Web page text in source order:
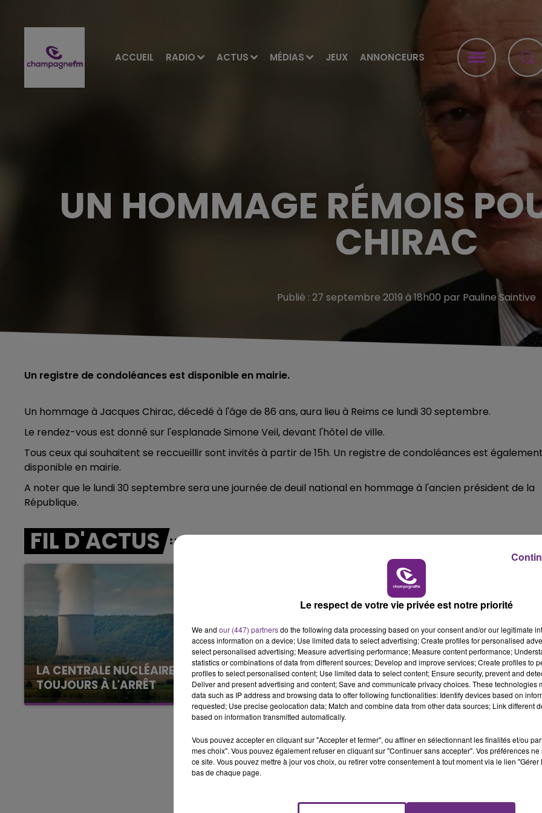
ACCUEIL RADIO ACTUS MÉDIAS JEUX ANNONCEURS
11h00 - 16h00 16h00 - 20h00
LE WEEK-END CHAMPAGNE FM
UN HOMMAGE RÉMOIS
CHIRAC
Publié : 27 septembre 2019 à 18h00 par Pauline Saintive
Un registre de condoléances est disponible en mairie.
Un hommage à Jacques Chirac, décedé à l'âge de 86 ans, aura lieu à Reims ce lundi 30 septembre.
Le rendez-vous est donné sur l'esplanade Simone Veil, devant l'hôtel de ville.
Tous ceux qui souhaitent se reccueillir sont invités à partir de 15h. Un registre de condoléances est également
disponible en mairie.
A noter que le lundi 30 septembre sera une journée de deuil national en hommage à l'ancien président de la
République.
FIL D'ACTUS
LA CENTRALE NUCLÉAIRE DE CHOOZ
TOUJOURS À L'ARRÊT
Cela fait déjà une semaine que la centrale
nucléaire ardennaise est à l'arrêt. Une situation
LE MAGASIN JOUÉCLUB DE REIMS FERME
SES PORTES
C'était l'une des institutions du centre-ville
rémois. Le magasin JouéClub est contraint de
Le respect de votre vie privée est notre priorité
We and our (447) partnersdo the following data processing based on your consent and/or our legitimate
access information on a device; Use limited data to select advertising; Create profiles for personalised
select personalised advertising; Measure advertising performance; Measure content performance;
statistics or combinations of data from different sources; Develop and improve services; Create profiles to
profiles to select personalised content; Use limited data to select content; Ensure security, prevent and
Deliver and present advertising and content; Save and communicate privacy choices. These technologies
data such as IP address and browsing data to offer following functionalities: Identify devices based on
requested; Use precise geolocation data; Match and combine data from other data sources; Link different
based on information transmitted automatically.
Vous pouvez accepter en cliquant sur "Accepter et fermer", ou affiner en sélectionnant les finalités et/ou
mes choix". Vous pouvez également refuser en cliquant sur "Continuer sans accepter". Vos préférences
ce site. Vous pouvez mettre à jour vos choix, ou retirer votre consentement à tout moment via le lien
bas de chaque page.